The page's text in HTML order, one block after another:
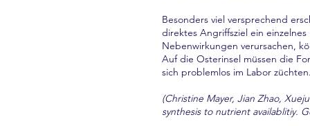
Besonders viel versprechend
direktes Angriffsziel ein
Nebenwirkungen verursachen,
Auf die Osterinsel müssen die
sich problemlos im Labor
(Christine Mayer, Jian Zhao,
synthesis to nutrient availablitiy.